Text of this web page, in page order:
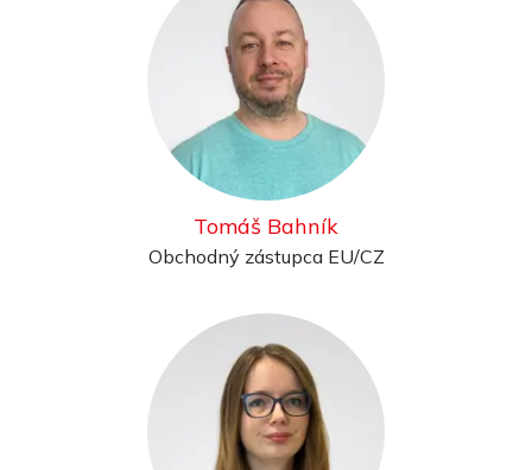
Tomáš Bahník
Obchodný zástupca EU/CZ